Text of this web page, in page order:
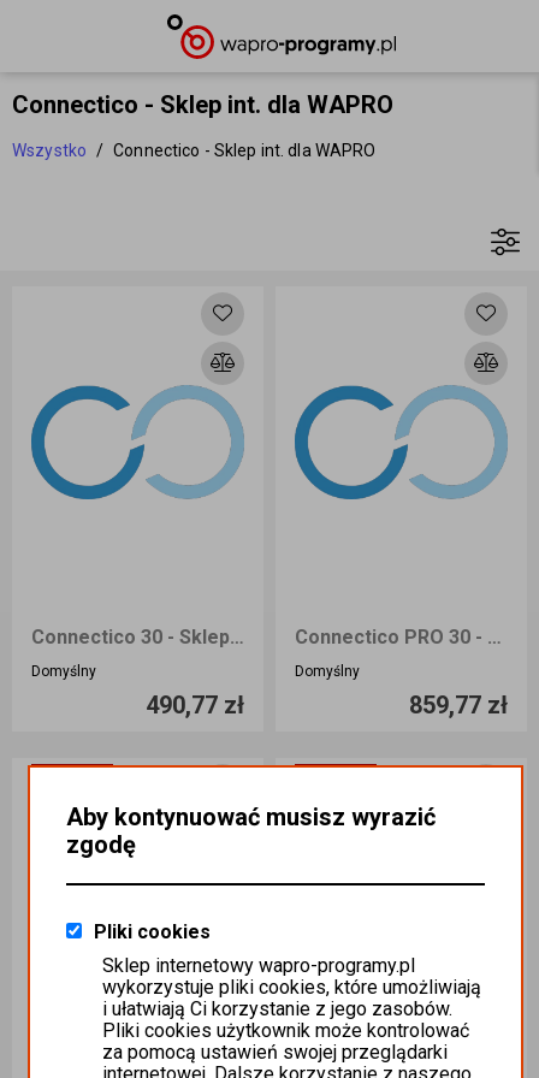
Connectico - Sklep int. dla WAPRO
Wszystko / Connectico - Sklep int. dla WAPRO
Connectico 30 - Sklep internetowy dla WAPRO Mag
Domyślny
490,77 zł
Ilość sztuk
Connectico PRO 30 - Sklep internetowy dla WAPRO Mag
Domyślny
859,77 zł
Ilość sztuk
Aby kontynuować musisz wyrazić
zgodę
Pliki cookies
Sklep internetowy wapro-programy.pl
wykorzystuje pliki cookies, które umożliwiają
i ułatwiają Ci korzystanie z jego zasobów.
Pliki cookies użytkownik może kontrolować
za pomocą ustawień swojej przeglądarki